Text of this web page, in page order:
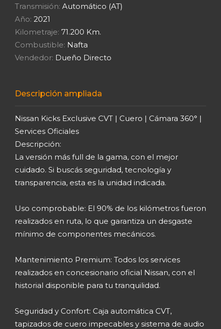
Transmisión: Automático (AT)
Año: 2021
Kilometraje: 71.200 Km.
Combustible: Nafta
Vendedor: Dueño Directo
Descripción ampliada
Nissan Kicks Exclusive CVT | Cuero | Cámara 360° |
Services Oficiales
Descripción:
La versión más full de la gama, con el mejor
cuidado. Si buscás seguridad, tecnología y
transparencia, esta es la unidad indicada.
Uso comprobable: El 90% de los kilómetros fueron
realizados en ruta, lo que garantiza un desgaste
mínimo de componentes mecánicos.
Mantenimiento Premium: Todos los services
realizados en concesionario oficial Nissan, con el
historial disponible para tu tranquilidad.
Seguridad y Confort: Caja automática CVT,
tapizados de cuero impecables y sistema de audio